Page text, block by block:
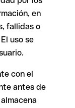
SEPA, la
y conlleva
una
y, en caso
Esta
importes
en
fallidas o
uso se
con el
antes de